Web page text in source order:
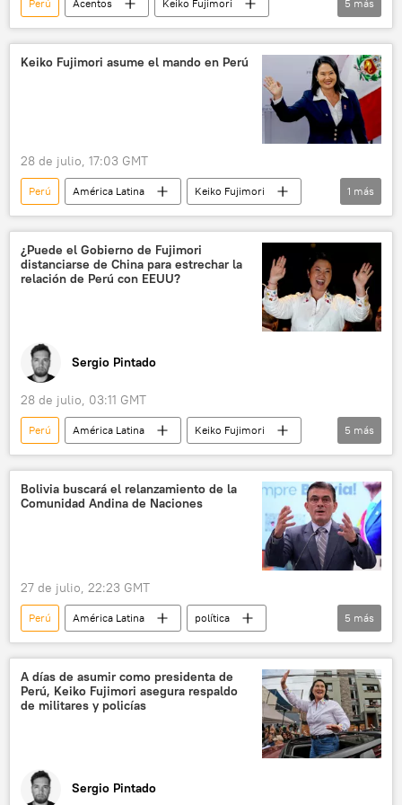
Perú Acentos
Keiko Fujimori
EEUU
Lima
política
🌎 América
Guatemala
5 más
Keiko Fujimori asume el mando en Perú
28 de julio, 17:03 GMT
Perú América Latina
Keiko Fujimori
política
1 más
¿Puede el Gobierno de Fujimori
distanciarse de China para estrechar la
relación de Perú con EEUU?
Sergio Pintado
28 de julio, 03:11 GMT
Perú América Latina
Keiko Fujimori
EEUU
China
Donald Trump
política
💬 Opinión y Análisis
5 más
Bolivia buscará el relanzamiento de la
Comunidad Andina de Naciones
27 de julio, 22:23 GMT
Perú América Latina
política
Rodrigo Paz
Comunidad Andina
Colombia
Keiko Fujimori
5 más
A días de asumir como presidenta de
Perú, Keiko Fujimori asegura respaldo
de militares y policías
Sergio Pintado